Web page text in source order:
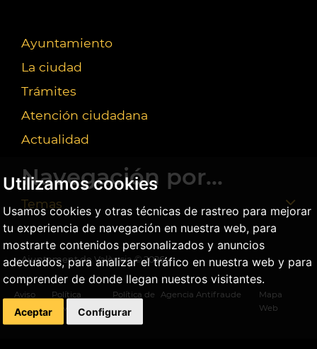
Utilizamos cookies
Usamos cookies y otras técnicas de rastreo para mejorar
tu experiencia de navegación en nuestra web, para
mostrarte contenidos personalizados y anuncios
adecuados, para analizar el tráfico en nuestra web y para
comprender de donde llegan nuestros visitantes.
Aceptar Configurar
Ayuntamiento
La ciudad
Trámites
Atención ciudadana
Actualidad
Navegación por...
Temas
Ajuntament de València ©2026
Aviso
legal
Política
privacidad
Política de
Agencia Antifraude
Mapa
Web